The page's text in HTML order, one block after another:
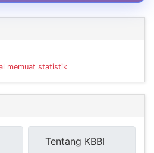
memuat statistik
Tentang KBBI